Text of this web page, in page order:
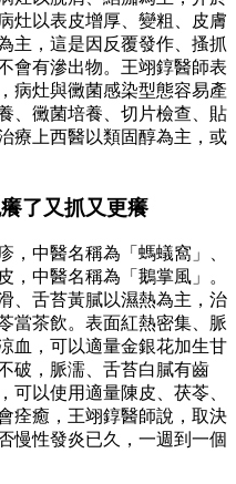
灶以表皮增厚、變粗、皮膚
主，這是因反覆發作、搔抓
會有滲出物。王翊錞醫師表
病灶與黴菌感染型態容易產
、黴菌培養、切片檢查、貼
療上西醫以類固醇為主，或
了又抓又更癢
，中醫名稱為「螞蟻窩」、
，中醫名稱為「鵝掌風」。
、舌苔黃膩以濕熱為主，治
當茶飲。表面紅熱密集、脈
血，可以適量金銀花加生甘
破，脈濡、舌苔白膩有齒
可以使用適量陳皮、茯苓、
痊癒，王翊錞醫師說，取決
慢性發炎已久，一週到一個